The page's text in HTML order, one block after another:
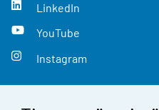
LinkedIn
YouTube
Instagram